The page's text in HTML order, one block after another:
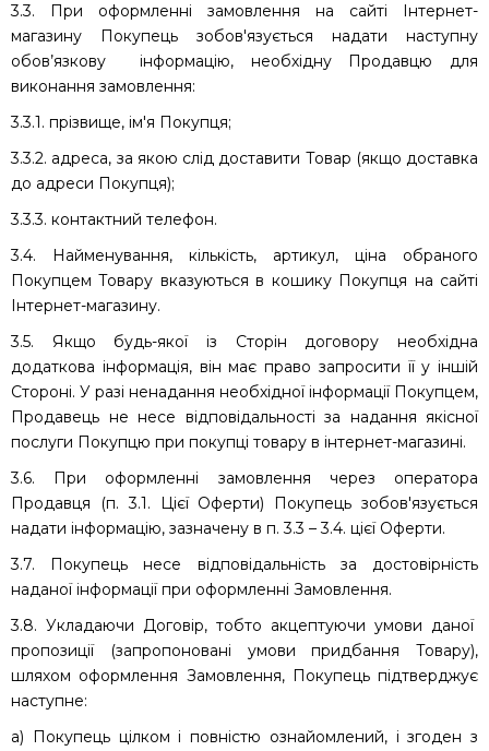
3.3. При оформленні замовлення на сайті Інтернет-
магазину Покупець зобов'язується надати наступну
обов’язкову інформацію, необхідну Продавцю для
виконання замовлення:
3.3.1. прізвище, ім'я Покупця;
3.3.2. адреса, за якою слід доставити Товар (якщо доставка
до адреси Покупця);
3.3.3. контактний телефон.
3.4. Найменування, кількість, артикул, ціна обраного
Покупцем Товару вказуються в кошику Покупця на сайті
Інтернет-магазину.
3.5. Якщо будь-якої із Сторін договору необхідна
додаткова інформація, він має право запросити її у іншій
Стороні. У разі ненадання необхідної інформації Покупцем,
Продавець не несе відповідальності за надання якісної
послуги Покупцю при покупці товару в інтернет-магазині.
3.6. При оформленні замовлення через оператора
Продавця (п. 3.1. Цієї Оферти) Покупець зобов'язується
надати інформацію, зазначену в п. 3.3 – 3.4. цієї Оферти.
3.7. Покупець несе відповідальність за достовірність
наданої інформації при оформленні Замовлення.
3.8. Укладаючи Договір, тобто акцептуючи умови даної
пропозиції (запропоновані умови придбання Товару),
шляхом оформлення Замовлення, Покупець підтверджує
наступне:
а) Покупець цілком і повністю ознайомлений, і згоден з